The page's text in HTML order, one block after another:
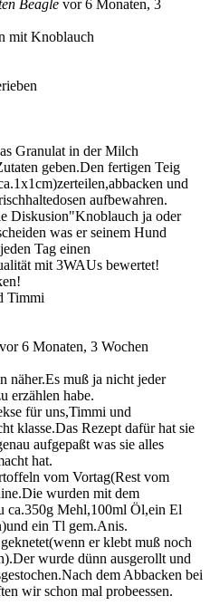
Beagle vor 6 Monaten, 3
mit Knoblauch
Granulat in der Milch
geben.Den fertigen Teig
und
aufbewahren.
Diskusion"Knoblauch ja oder
was er seinem Hund
Tag einen
mit 3WAUs bewertet!
Timmi
vor 6 Monaten, 3 Wochen
näher.Es muß ja nicht jeder
erzählen habe.
für uns,Timmi und
klasse.Das Rezept dafür hat sie
aufgepaßt was sie alles
hat.
vom Vortag(Rest vom
wurden mit dem
ca.350g Mehl,100ml Öl,ein El
ein Tl gem.Anis.
er klebt muß noch
wurde dünn ausgerollt und
dem Abbacken bei
wir schon mal probeessen.